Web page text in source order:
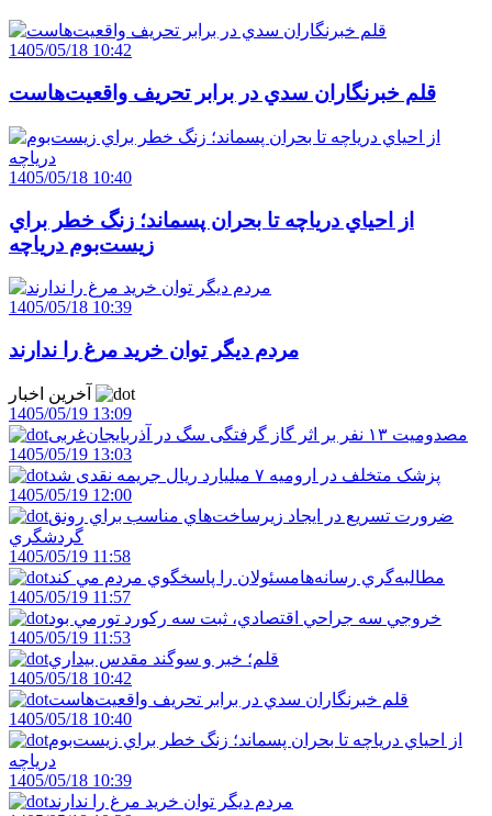
1405/05/18 10:42
قلم خبرنگاران سدي در برابر تحريف واقعيت‌هاست
1405/05/18 10:40
از احياي درياچه تا بحران پسماند؛ زنگ خطر براي
زيست‌بوم درياچه
1405/05/18 10:39
مردم ديگر توان خريد مرغ را ندارند
1405/05/19 13:09
مصدومیت ۱۳ نفر بر اثر گاز گرفتگی سگ در آذربایجان‌غربی
1405/05/19 13:03
پزشک متخلف در ارومیه ۷ میلیارد ریال جریمه نقدی شد
1405/05/19 12:00
ضرورت تسريع در ايجاد زيرساخت‌هاي مناسب براي رونق
گردشگري
1405/05/19 11:58
مطالبه‌گري رسانه‌هامسئولان را پاسخگوي مردم مي کند
1405/05/19 11:57
خروجي سه جراحي اقتصادي، ثبت سه رکورد تورمي بود
1405/05/19 11:53
قلم؛ خبر و سوگند مقدس بيداري
1405/05/18 10:42
قلم خبرنگاران سدي در برابر تحريف واقعيت‌هاست
1405/05/18 10:40
از احياي درياچه تا بحران پسماند؛ زنگ خطر براي زيست‌بوم
درياچه
1405/05/18 10:39
مردم ديگر توان خريد مرغ را ندارند